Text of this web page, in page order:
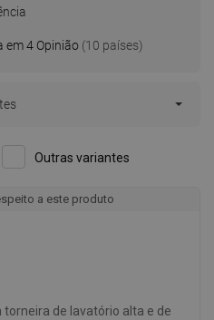
em 4 Opinião (10 países)
Outras variantes
a este produto
de lavatório alta e de